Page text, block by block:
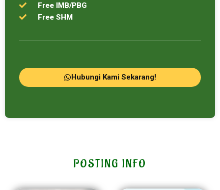
Free IMB/PBG
Free SHM
Hubungi Kami Sekarang!
POSTING INFO